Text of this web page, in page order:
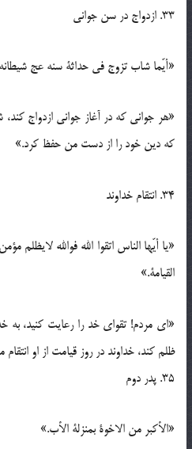
33. ازدواج در سن جوانی
«أیّما شاب تزوج فی حداثة سنه عج
«هر جوانی که در آغاز جوانی ازدواج
که دین خود را از دست من حفظ کرد.»
34. انتقام خداوند
«یا أیّها الناس اتقوا الله فوالله لایظلم
القیامة.»
«ای مردم! تقوای خد را رعایت کنید،
ظلم کند، خداوند در روز قیامت از او
35. پدر دوم
«الأکبر من الاخوة بمنزلة الأب.»